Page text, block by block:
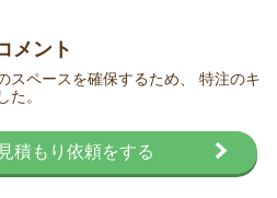
メント
スペースを確保するため、 特注のキ
た。
積もり依頼をする